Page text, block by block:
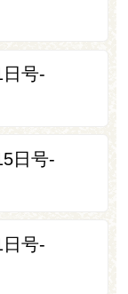
号-
日号-
号-